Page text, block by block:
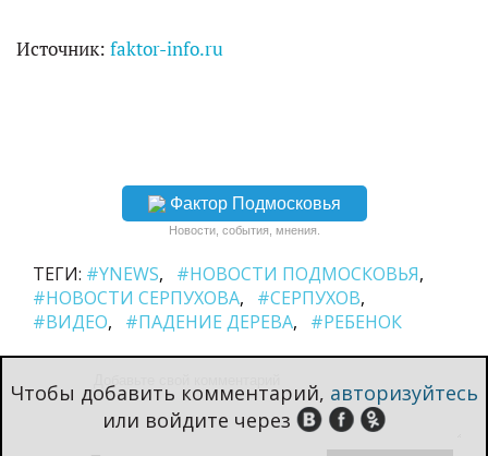
Источник: faktor-info.ru
Фактор Подмосковья
Новости, события, мнения.
ТЕГИ: #YNEWS
#НОВОСТИ ПОДМОСКОВЬЯ
#НОВОСТИ СЕРПУХОВА
#СЕРПУХОВ
#ВИДЕО
#ПАДЕНИЕ ДЕРЕВА #РЕБЕНОК
Чтобы добавить комментарий, авторизуйтесь
или войдите через